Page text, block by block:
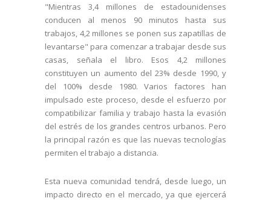
"Mientras 3,4 millones de estadounidenses
conducen al menos 90 minutos hasta sus
trabajos, 4,2 millones se ponen sus zapatillas de
levantarse" para comenzar a trabajar desde sus
casas, señala el libro. Esos 4,2 millones
constituyen un aumento del 23% desde 1990, y
del 100% desde 1980. Varios factores han
impulsado este proceso, desde el esfuerzo por
compatibilizar familia y trabajo hasta la evasión
del estrés de los grandes centros urbanos. Pero
la principal razón es que las nuevas tecnologías
permiten el trabajo a distancia.
Esta nueva comunidad tendrá, desde luego, un
impacto directo en el mercado, ya que ejercerá